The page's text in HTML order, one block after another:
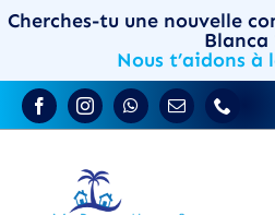
Skip
content
Cherches-tu une nouvelle
Blanca
Nous t’aidons à